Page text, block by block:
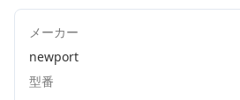
メーカー
newport
型番